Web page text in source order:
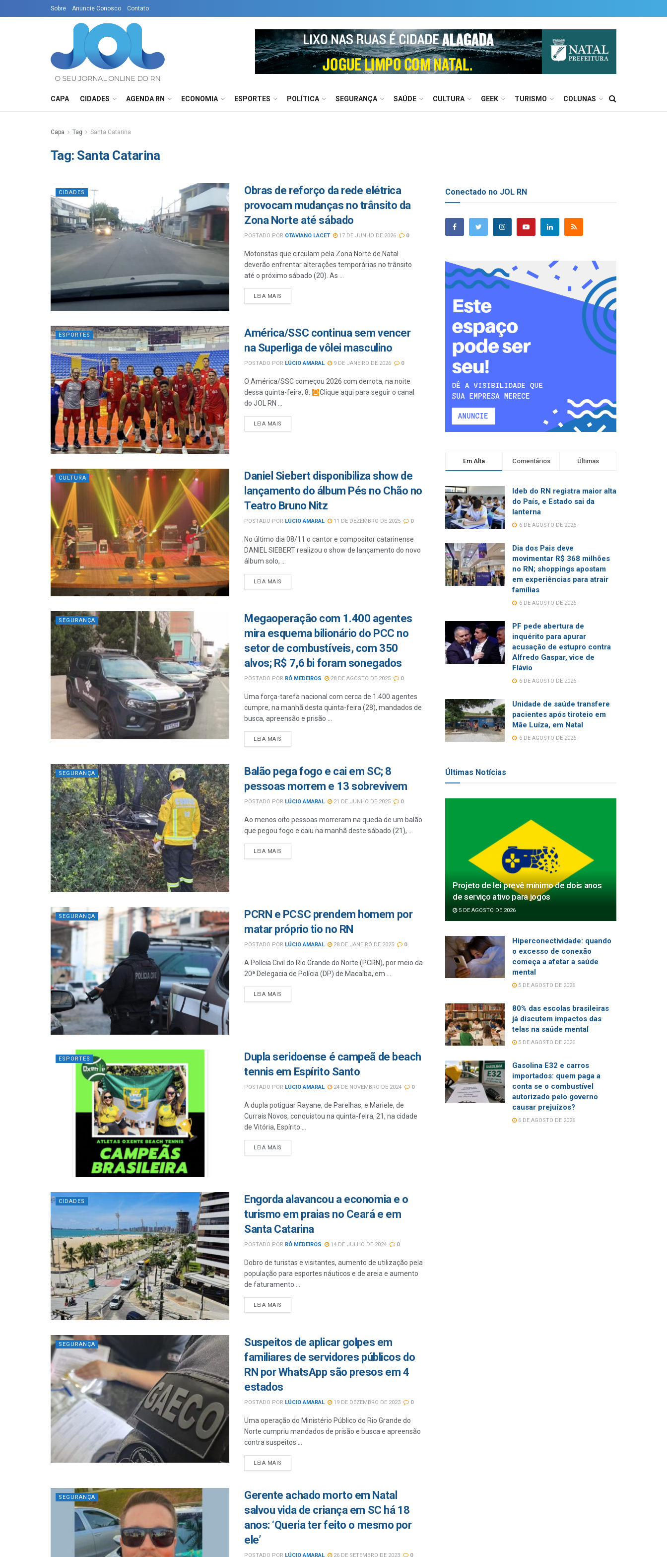
Sobre Anuncie Conosco Contato
CAPA CIDADES AGENDA RN ECONOMIA ESPORTES POLÍTICA SEGURANÇA SAÚDE CULTURA GEEK TURISMO COLUNAS
Capa Tag Santa Catarina
Tag: Santa Catarina
CIDADES
Obras de reforço da rede elétrica
provocam mudanças no trânsito da
Zona Norte até sábado
POSTADO POR OTAVIANO LACET 17 DE JUNHO DE 2026 0
Motoristas que circulam pela Zona Norte de Natal
deverão enfrentar alterações temporárias no trânsito
até o próximo sábado (20). As ...
LEIA MAIS
ESPORTES
América/SSC continua sem vencer
na Superliga de vôlei masculino
POSTADO POR LÚCIO AMARAL 9 DE JANEIRO DE 2026 0
O América/SSC começou 2026 com derrota, na noite
dessa quinta-feira, 8.
Clique aqui para seguir o canal
do JOL RN ...
LEIA MAIS
CULTURA
Daniel Siebert disponibiliza show de
lançamento do álbum Pés no Chão no
Teatro Bruno Nitz
POSTADO POR LÚCIO AMARAL 11 DE DEZEMBRO DE 2025 0
No último dia 08/11 o cantor e compositor catarinense
DANIEL SIEBERT realizou o show de lançamento do novo
álbum solo, ...
LEIA MAIS
SEGURANÇA
Megaoperação com 1.400 agentes
mira esquema bilionário do PCC no
setor de combustíveis, com 350
alvos; R$ 7,6 bi foram sonegados
POSTADO POR RÔ MEDEIROS 28 DE AGOSTO DE 2025 0
Uma força-tarefa nacional com cerca de 1.400 agentes
cumpre, na manhã desta quinta-feira (28), mandados de
busca, apreensão e prisão ...
LEIA MAIS
SEGURANÇA
Balão pega fogo e cai em SC; 8
pessoas morrem e 13 sobrevivem
POSTADO POR LÚCIO AMARAL 21 DE JUNHO DE 2025 0
Ao menos oito pessoas morreram na queda de um balão
que pegou fogo e caiu na manhã deste sábado (21), ...
LEIA MAIS
SEGURANÇA
PCRN e PCSC prendem homem por
matar próprio tio no RN
POSTADO POR LÚCIO AMARAL 28 DE JANEIRO DE 2025 0
A Polícia Civil do Rio Grande do Norte (PCRN), por meio da
20ª Delegacia de Polícia (DP) de Macaíba, em ...
LEIA MAIS
ESPORTES
Dupla seridoense é campeã de beach
tennis em Espírito Santo
POSTADO POR LÚCIO AMARAL 24 DE NOVEMBRO DE 2024 0
A dupla potiguar Rayane, de Parelhas, e Mariele, de
Currais Novos, conquistou na quinta-feira, 21, na cidade
de Vitória, Espírito ...
LEIA MAIS
CIDADES
Engorda alavancou a economia e o
turismo em praias no Ceará e em
Santa Catarina
POSTADO POR RÔ MEDEIROS 14 DE JULHO DE 2024 0
Dobro de turistas e visitantes, aumento de utilização pela
população para esportes náuticos e de areia e aumento
de faturamento ...
LEIA MAIS
SEGURANÇA
Suspeitos de aplicar golpes em
familiares de servidores públicos do
RN por WhatsApp são presos em 4
estados
POSTADO POR LÚCIO AMARAL 19 DE DEZEMBRO DE 2023 0
Uma operação do Ministério Público do Rio Grande do
Norte cumpriu mandados de prisão e busca e apreensão
contra suspeitos ...
LEIA MAIS
SEGURANÇA
Gerente achado morto em Natal
salvou vida de criança em SC há 18
anos: ‘Queria ter feito o mesmo por
ele’
POSTADO POR LÚCIO AMARAL 26 DE SETEMBRO DE 2023 0
Conectado no JOL RN
Em Alta Comentários Últimas
Ideb do RN registra maior alta
do País, e Estado sai da
lanterna
6 DE AGOSTO DE 2026
Dia dos Pais deve
movimentar R$ 368 milhões
no RN; shoppings apostam
em experiências para atrair
famílias
6 DE AGOSTO DE 2026
PF pede abertura de
inquérito para apurar
acusação de estupro contra
Alfredo Gaspar, vice de
Flávio
6 DE AGOSTO DE 2026
Unidade de saúde transfere
pacientes após tiroteio em
Mãe Luíza, em Natal
6 DE AGOSTO DE 2026
Últimas Notícias
Projeto de lei prevê mínimo de dois anos
de serviço ativo para jogos
5 DE AGOSTO DE 2026
Hiperconectividade: quando
o excesso de conexão
começa a afetar a saúde
mental
5 DE AGOSTO DE 2026
80% das escolas brasileiras
já discutem impactos das
telas na saúde mental
5 DE AGOSTO DE 2026
Gasolina E32 e carros
importados: quem paga a
conta se o combustível
autorizado pelo governo
causar prejuízos?
6 DE AGOSTO DE 2026